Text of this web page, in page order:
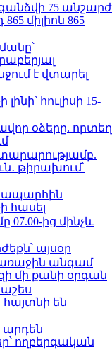
75 անշարժ
միլիոն 865
է վտարել
հուլիսի 15-
օձերը. որտեղ
թիրախում՝
հասել
07.00-ից մինչև
այսօր
անգամ
մի քանի օրգան
են
արդեն
ողբերգական